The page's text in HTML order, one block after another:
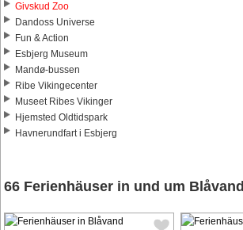
Givskud Zoo
Dandoss Universe
Fun & Action
Esbjerg Museum
Mandø-bussen
Ribe Vikingecenter
Museet Ribes Vikinger
Hjemsted Oldtidspark
Havnerundfart i Esbjerg
66 Ferienhäuser in und um Blåvand